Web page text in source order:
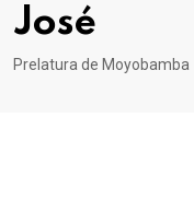
José
Prelatura de Moyobamba